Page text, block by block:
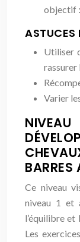
objectif
ASTUCES
Utiliser
rassurer
Varier
Ce niveau
niveau 1 et
l’équilibre et
Les